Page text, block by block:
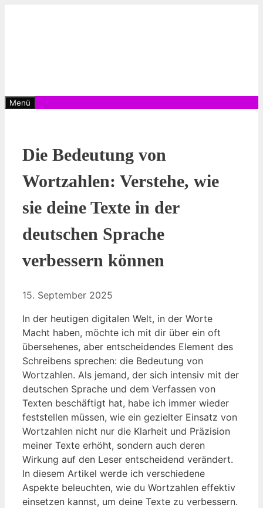
Menü
Die Bedeutung von
Wortzahlen: Verstehe, wie
sie deine Texte in der
deutschen Sprache
verbessern können
15. September 2025
In der heutigen digitalen Welt, in der Worte
Macht haben, möchte ich mit dir über ein oft
übersehenes, aber entscheidendes Element des
Schreibens sprechen: die Bedeutung von
Wortzahlen. Als jemand, der sich intensiv mit der
deutschen Sprache und dem Verfassen von
Texten beschäftigt hat, habe ich immer wieder
feststellen müssen, wie ein gezielter Einsatz von
Wortzahlen nicht nur die Klarheit und Präzision
meiner Texte erhöht, sondern auch deren
Wirkung auf den Leser entscheidend verändert.
In diesem Artikel werde ich verschiedene
Aspekte beleuchten, wie du Wortzahlen effektiv
einsetzen kannst, um deine Texte zu verbessern.